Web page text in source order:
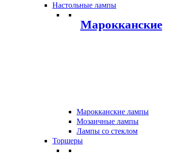
Настольные лампы
Марокканские
Марокканские лампы
Мозаичные лампы
Лампы со стеклом
Торшеры